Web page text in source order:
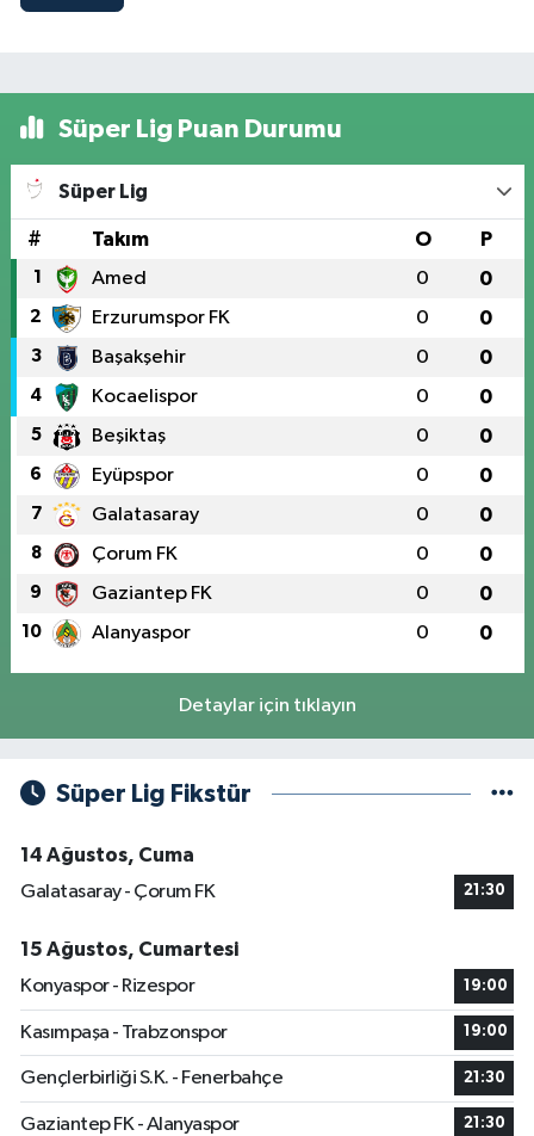
Süper Lig Puan Durumu
Süper Lig
# Takım O P
1 Amed 0 0
2 Erzurumspor FK 0 0
3 Başakşehir 0 0
4 Kocaelispor 0 0
5 Beşiktaş 0 0
6 Eyüpspor 0 0
7 Galatasaray 0 0
8 Çorum FK 0 0
9 Gaziantep FK 0 0
10 Alanyaspor 0 0
Detaylar için tıklayın
Süper Lig Fikstür
14 Ağustos, Cuma
Galatasaray - Çorum FK
21:30
15 Ağustos, Cumartesi
Konyaspor - Rizespor
19:00
Kasımpaşa - Trabzonspor 19:00
Gençlerbirliği S.K. - Fenerbahçe 21:30
Gaziantep FK - Alanyaspor 21:30